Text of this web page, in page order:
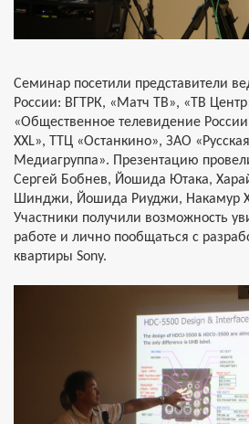
Семинар посетили представители
России: ВГТРК, «Матч ТВ», «ТВ
«Общественное телевидение
ХХL», ТТЦ «Останкино», ЗАО «Русская
Медиагруппа».
Презентацию
Сергей Бобнев, Йошида Ютака,
Шинджи, Йошида Риуджи, Накамур
Участники получили возможность
работе и лично пообщаться с
квартиры Sony.